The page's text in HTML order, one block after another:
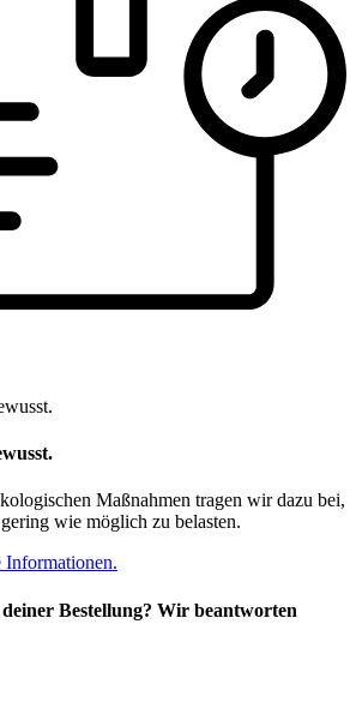
Maßnahmen tragen wir dazu bei,
wie möglich zu belasten.
Bestellung? Wir beantworten